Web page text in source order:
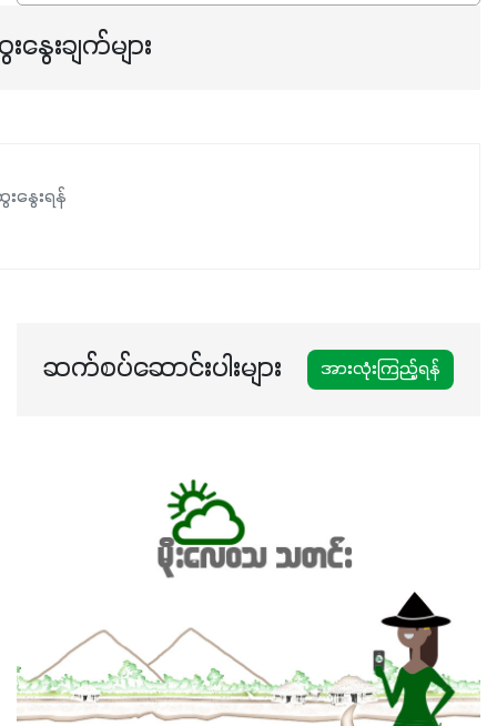
နွေးချက်များ
နွေးရန်
ဆက်စပ်ဆောင်းပါးများ အားလုံးကြည့်ရန်